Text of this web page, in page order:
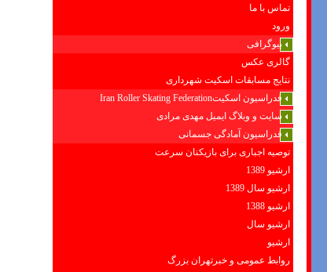
تماس با ما
ورود
بیوگرافی
گالری عکس
نتایج مسابقات اسکیت شهرداری
فدراسیون اسکیتIran Roller Skating Federation
سایت و وبلاگ ایمیل مهدی مرادی
فدراسیون آمادگی جسمانی
توصیه اجباری برای بازیکنان سرعت
ارشیو 1389
ارشیو سال 1389
ارشیو 1388
ارشیو سال
ارشیو
روابط عمومی و خبرتهران بزرگ